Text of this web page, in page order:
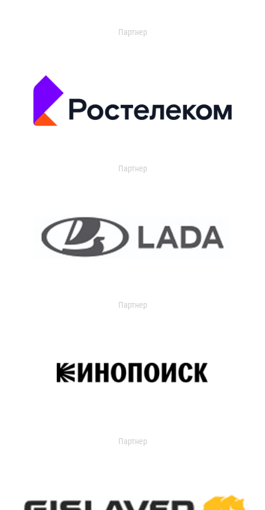
Партнер
Партнер
Партнер
Партнер